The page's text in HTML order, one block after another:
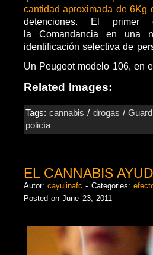
cantidad aproximada de 6Kg
detenciones. El primer
la Comandancia en una
identificación selectiva de
Un Peugeot modelo 106, en
Related Images:
Tags:cannabis / drogas /
policía
EL CANNABIS
Autor:cayulinafc - Categories:
Posted on June 23, 2011